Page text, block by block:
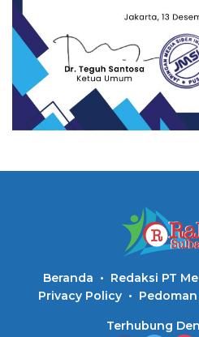
Beranda
Redaksi PT
Privacy Policy
Terhubung